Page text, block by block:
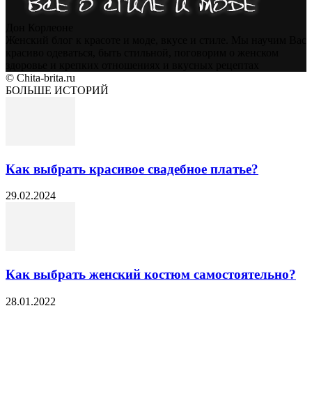
© Chita-brita.ru
БОЛЬШЕ ИСТОРИЙ
Как выбрать красивое свадебное платье?
29.02.2024
Как выбрать женский костюм самостоятельно?
28.01.2022